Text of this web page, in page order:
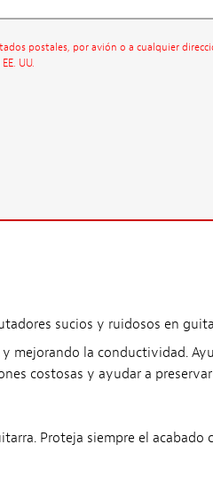
postales, por avión o a cualquier
UU.
sucios y ruidosos en
mejorando la conductividad.
costosas y ayudar a
Proteja siempre el acabado